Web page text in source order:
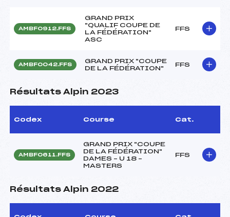
AMBF0912.FFS
GRAND PRIX
"QUALIF COUPE DE
LA FÉDÉRATION"
ASC
FFS
AMBF0042.FFS
GRAND PRIX "COUPE
DE LA FÉDÉRATION"
FFS
Résultats Alpin 2023
Codex Course Cat.
AMBF0611.FFS
GRAND PRIX "COUPE
DE LA FÉDÉRATION"
DAMES – U 18 –
MASTERS
FFS
Résultats Alpin 2022